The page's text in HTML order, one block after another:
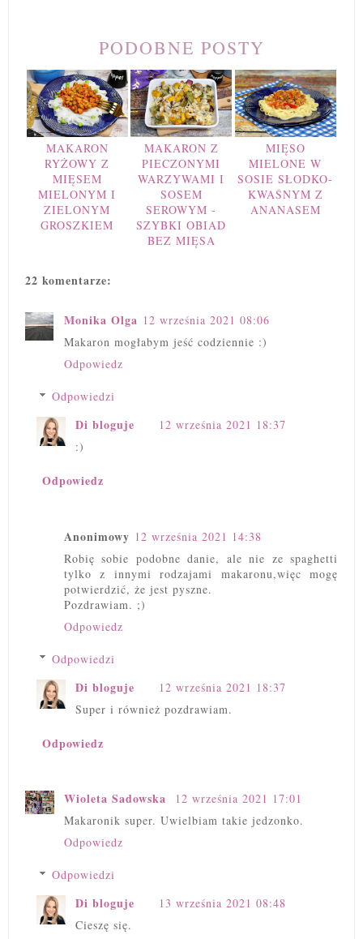
PODOBNE POSTY
MAKARON
RYŻOWY Z
MIĘSEM
MIELONYM I
ZIELONYM
GROSZKIEM
MAKARON Z
PIECZONYMI
WARZYWAMI I
SOSEM
SEROWYM -
SZYBKI OBIAD
BEZ MIĘSA
MIĘSO
MIELONE W
SOSIE SŁODKO-
KWAŚNYM Z
ANANASEM
22 komentarze:
Monika Olga 12 września 2021 08:06
Makaron mogłabym jeść codziennie :)
Odpowiedz
Odpowiedzi
Di bloguje
12 września 2021 18:37
:)
Odpowiedz
Anonimowy 12 września 2021 14:38
Robię sobie podobne danie, ale nie ze spaghetti
tylko z innymi rodzajami makaronu,więc mogę
potwierdzić, że jest pyszne.
Pozdrawiam. ;)
Odpowiedz
Odpowiedzi
Di bloguje
12 września 2021 18:37
Super i również pozdrawiam.
Odpowiedz
Wioleta Sadowska
12 września 2021 17:01
Makaronik super. Uwielbiam takie jedzonko.
Odpowiedz
Odpowiedzi
Di bloguje
13 września 2021 08:48
Cieszę się.